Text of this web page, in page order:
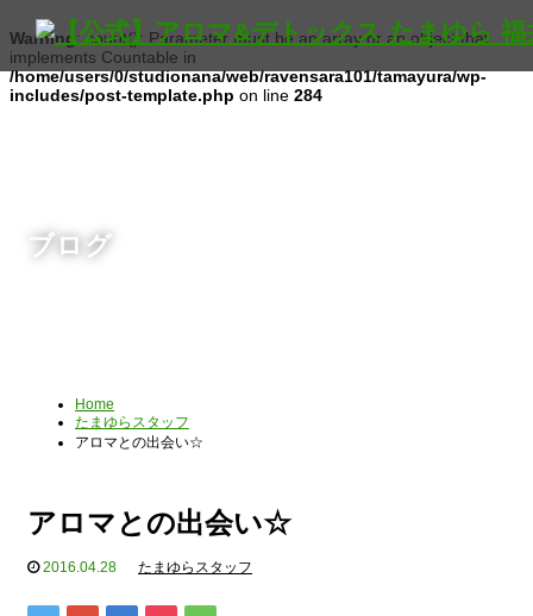
Warning: count(): Parameter must be an array or an object that
implements Countable in
/home/users/0/studionana/web/ravensara101/tamayura/wp-
includes/post-template.php on line 284
ブログ
Home
たまゆらスタッフ
アロマとの出会い☆
アロマとの出会い☆
2016.04.28 たまゆらスタッフ